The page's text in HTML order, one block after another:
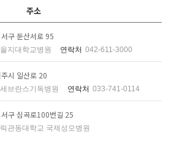
주소
구 둔산서로 95
지대학교병원 연락처 042-611-3000
시 일산로 20
브란스기독병원 연락처 033-741-0114
구 심곡로100번길 25
관동대학교 국제성모병원